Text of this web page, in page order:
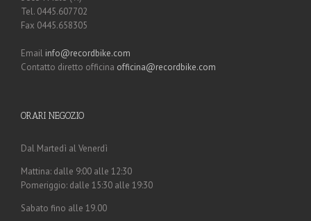
Tel. 0445.607702
Fax 0445.658305
Email info@recordbike.com
Contatto diretto officina officina@recordbike.com
ORARI NEGOZIO
Dal Martedì al Venerdì
Mattina: dalle 9:00 alle 12:30
Pomeriggio: dalle 15:30 alle 19:30
Sabato fino alle 19.00